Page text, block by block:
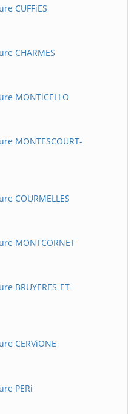
CUFFiES
CHARMES
MONTiCELLO
MONTESCOURT-
COURMELLES
MONTCORNET
BRUYERES-ET-
CERViONE
PERi